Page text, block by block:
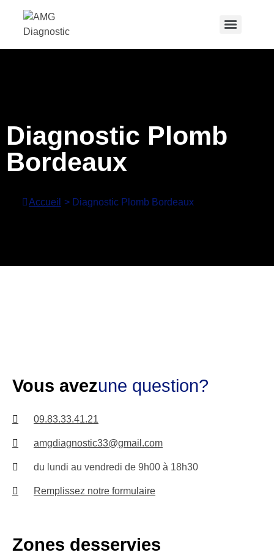
Diagnostic Plomb
Bordeaux
Accueil > Diagnostic Plomb Bordeaux
Vous avezune question?
09.83.33.41.21
amgdiagnostic33@gmail.com
du lundi au vendredi de 9h00 à 18h30
Remplissez notre formulaire
Zones desservies